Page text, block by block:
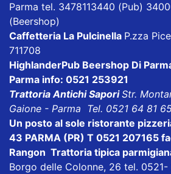
Parma tel. 3478113440 (Pub)
(Beershop)
Caffetteria La Pulcinella P.zza
711708
HighlanderPub Beershop Di
Parma info: 0521 253921
Trattoria Antichi SaporiStr.
Gaione - Parma Tel. 0521 64 81
Un posto al sole ristorante
43 PARMA (PR) T 0521 207165
Rangon Trattoria tipica
Borgo delle Colonne, 26 tel. 0521-